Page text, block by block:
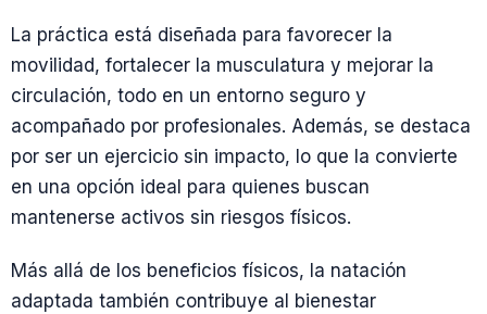
La práctica está diseñada para favorecer la
movilidad, fortalecer la musculatura y mejorar la
circulación, todo en un entorno seguro y
acompañado por profesionales. Además, se destaca
por ser un ejercicio sin impacto, lo que la convierte
en una opción ideal para quienes buscan
mantenerse activos sin riesgos físicos.
Más allá de los beneficios físicos, la natación
adaptada también contribuye al bienestar